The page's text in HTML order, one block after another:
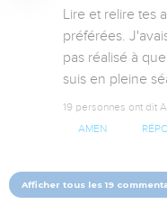
Lire et relire tes
préférées.
pas réalisé à
suis en pleine
19 personnes ont dit
AMEN
Afficher tous les 19